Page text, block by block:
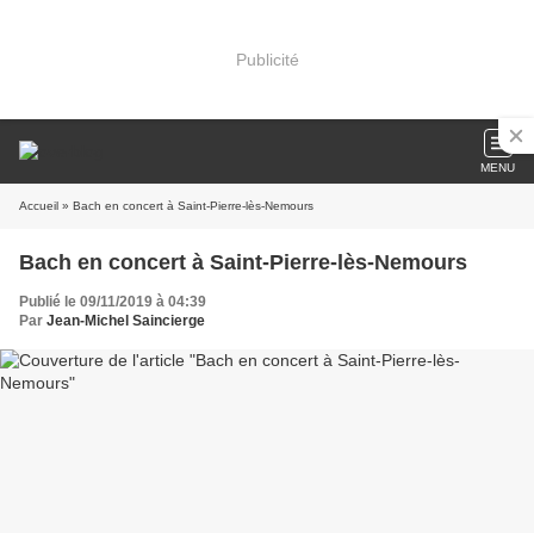
Publicité
MENU
Accueil » Bach en concert à Saint-Pierre-lès-Nemours
Bach en concert à Saint-Pierre-lès-Nemours
Publié le 09/11/2019 à 04:39
Par Jean-Michel Saincierge